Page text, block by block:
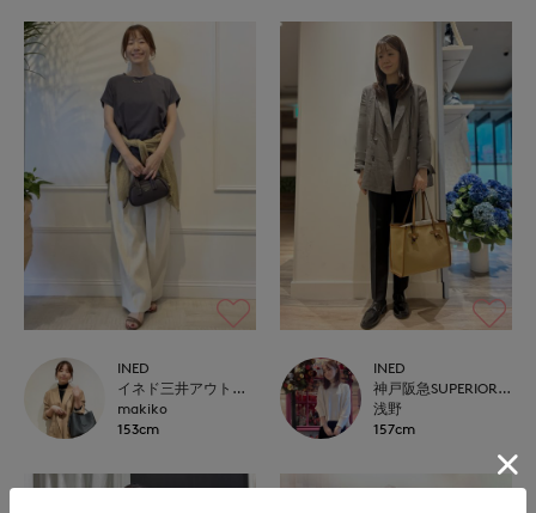
INED
イネド三井アウトレットパーク多摩南大沢店
makiko
153cm
INED
神戸阪急SUPERIORCLOSET
浅野
157cm